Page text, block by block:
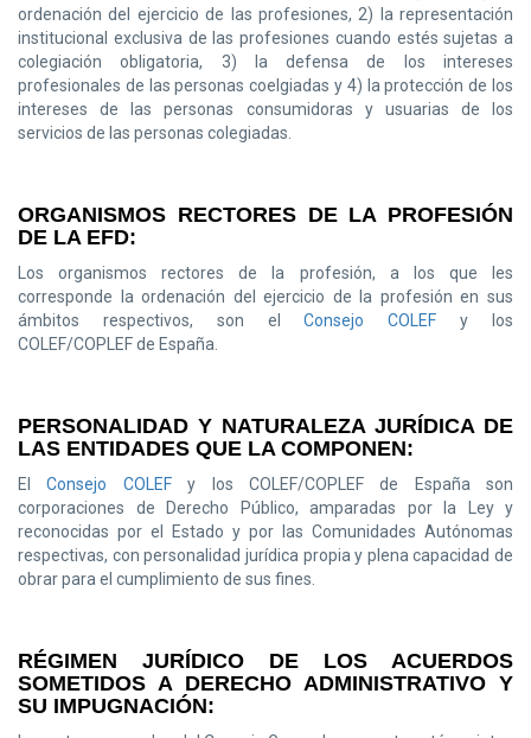
ordenación del ejercicio de las profesiones, 2) la representación
institucional exclusiva de las profesiones cuando estés sujetas a
colegiación obligatoria, 3) la defensa de los intereses
profesionales de las personas coelgiadas y 4) la protección de los
intereses de las personas consumidoras y usuarias de los
servicios de las personas colegiadas.
ORGANISMOS RECTORES DE LA PROFESIÓN
DE LA EFD:
Los organismos rectores de la profesión, a los que les
corresponde la ordenación del ejercicio de la profesión en sus
ámbitos respectivos, son elConsejo COLEF y los
COLEF/COPLEF de España.
PERSONALIDAD Y NATURALEZA JURÍDICA DE
LAS ENTIDADES QUE LA COMPONEN:
ElConsejo COLEFy los COLEF/COPLEF de España son
corporaciones de Derecho Público, amparadas por la Ley y
reconocidas por el Estado y por las Comunidades Autónomas
respectivas, con personalidad jurídica propia y plena capacidad de
obrar para el cumplimiento de sus fines.
RÉGIMEN JURÍDICO DE LOS ACUERDOS
SOMETIDOS A DERECHO ADMINISTRATIVO Y
SU IMPUGNACIÓN: